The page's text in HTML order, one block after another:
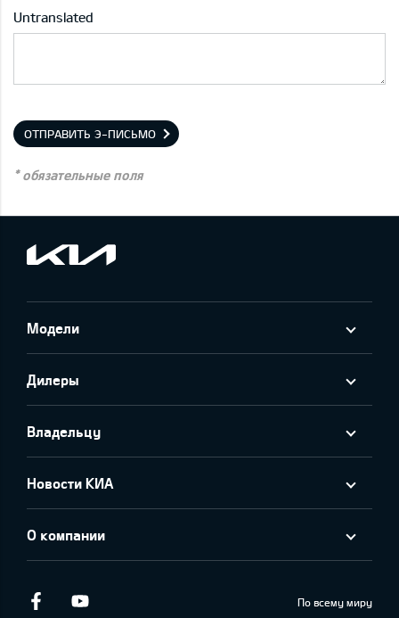
Untranslated
ОТПРАВИТЬ Э-ПИСЬМО
* обязательные поля
Модели
Дилеры
Владельцу
Новости КИА
О компании
Facebook По всему миру